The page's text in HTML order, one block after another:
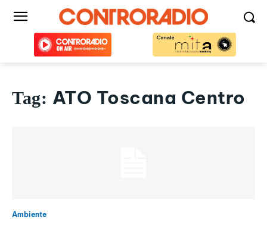
Tag: ATO Toscana Centro
Ambiente